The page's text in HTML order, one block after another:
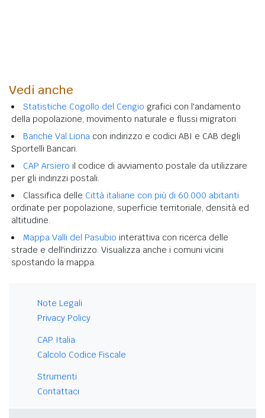
Vedi anche
Statistiche Cogollo del Cengio grafici con l'andamento
della popolazione, movimento naturale e flussi migratori.
Banche Val Liona con indirizzo e codici ABI e CAB degli
Sportelli Bancari.
CAP Arsiero il codice di avviamento postale da utilizzare
per gli indirizzi postali.
Classifica delle Città italiane con più di 60.000 abitanti
ordinate per popolazione, superficie territoriale, densità ed
altitudine.
Mappa Valli del Pasubio interattiva con ricerca delle
strade e dell'indirizzo. Visualizza anche i comuni vicini
spostando la mappa.
Note Legali
Privacy Policy
CAP Italia
Calcolo Codice Fiscale
Strumenti
Contattaci